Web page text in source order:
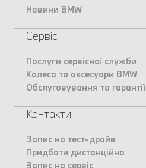
Новини BMW
Сервіс
Послуги сервісної служби
Колеса та аксесуари BMW
Обслуговування та гарантії
Контакти
Запис на тест-драйв
Придбати дистанційно
Запис на сервіс